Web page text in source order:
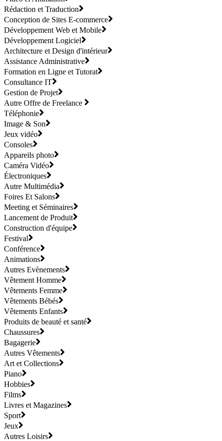
Rédaction et Traduction
Conception de Sites E-commerce
Développement Web et Mobile
Développement Logiciel
Architecture et Design d'intérieur
Assistance Administrative
Formation en Ligne et Tutorat
Consultance IT
Gestion de Projet
Autre Offre de Freelance
Téléphonie
Image & Son
Jeux vidéo
Consoles
Appareils photo
Caméra Vidéo
Électroniques
Autre Multimédia
Foires Et Salons
Meeting et Séminaires
Lancement de Produit
Construction d'équipe
Festival
Conférence
Animations
Autres Evènements
Vêtement Homme
Vêtements Femme
Vêtements Bébés
Vêtements Enfants
Produits de beauté et santé
Chaussures
Bagagerie
Autres Vêtements
Art et Collections
Piano
Hobbies
Films
Livres et Magazines
Sport
Jeux
Autres Loisirs